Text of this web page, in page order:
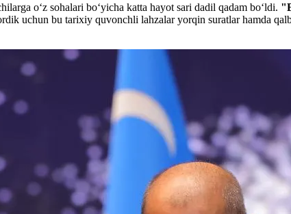
o‘z sohalari bo‘yicha katta hayot sari dadil qadam bo‘ldi.
uchun bu tarixiy quvonchli lahzalar yorqin suratlar hamda